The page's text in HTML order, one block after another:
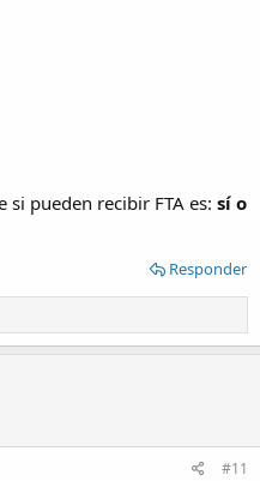
si pueden recibir FTA es: sí o
Responder
#11